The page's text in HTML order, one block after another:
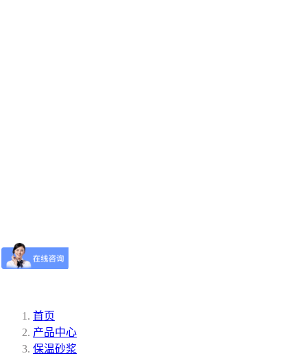
首页
产品中心
保温砂浆